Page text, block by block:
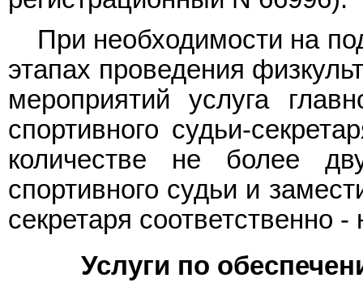
При необходимости на
этапах проведения
мероприятий услуга
спортивного судьи-
количестве не более
спортивного судьи и
секретаря соответственно
Услуги по